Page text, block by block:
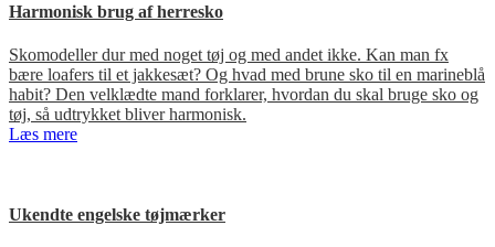
Harmonisk brug af herresko
Skomodeller dur med noget tøj og med andet ikke. Kan man fx
bære loafers til et jakkesæt? Og hvad med brune sko til en marineblå
habit? Den velklædte mand forklarer, hvordan du skal bruge sko og
tøj, så udtrykket bliver harmonisk.
Læs mere
Ukendte engelske tøjmærker